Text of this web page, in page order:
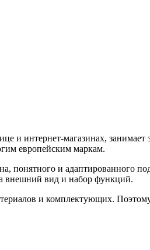
и интернет-магазинах,
европейским маркам.
понятного и адаптированного
внешний вид и набор функций.
и комплектующих.